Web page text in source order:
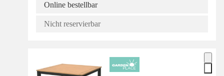
Online bestellbar
Nicht reservierbar